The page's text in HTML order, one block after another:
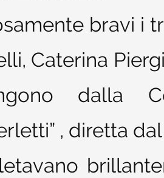
bravi i
Caterina
dalla
, diretta